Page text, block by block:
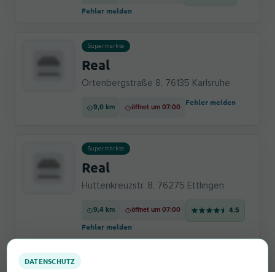
Fehler melden
Supermärkte
Real
Ortenbergstraße 8, 76135 Karlsruhe
9,0 km öffnet um 07:00
Fehler melden
Supermärkte
Real
Huttenkreuzstr. 8, 76275 Ettlingen
9,4 km öffnet um 07:00 4.5
Fehler melden